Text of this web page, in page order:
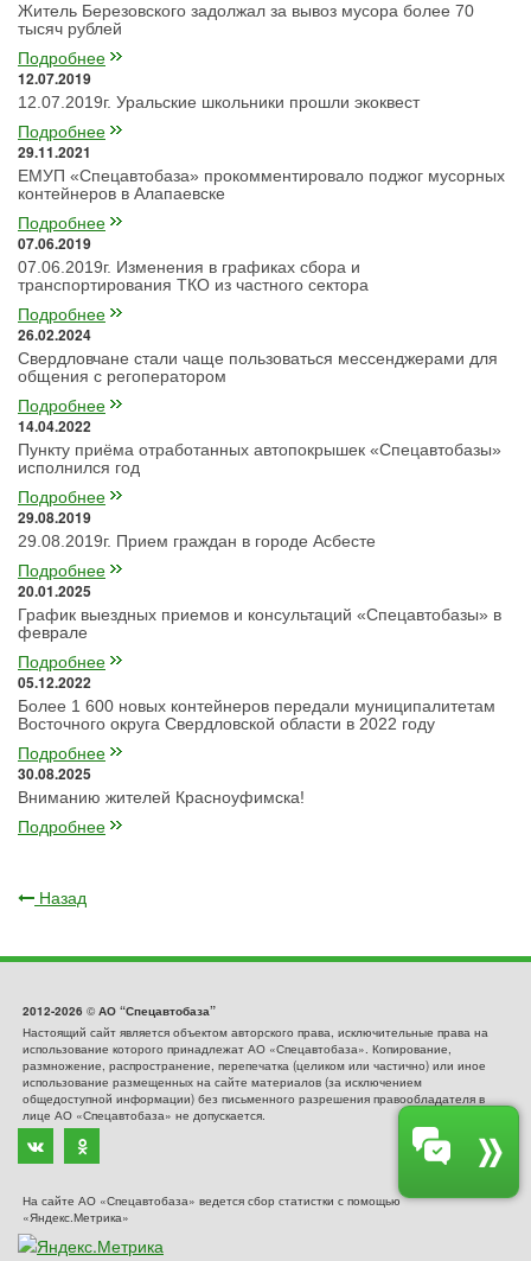
Житель Березовского задолжал за вывоз мусора более 70
тысяч рублей
Подробнее
12.07.2019
12.07.2019г. Уральские школьники прошли экоквест
Подробнее
29.11.2021
ЕМУП «Спецавтобаза» прокомментировало поджог мусорных
контейнеров в Алапаевске
Подробнее
07.06.2019
07.06.2019г. Изменения в графиках сбора и
транспортирования ТКО из частного сектора
Подробнее
26.02.2024
Свердловчане стали чаще пользоваться мессенджерами для
общения с регоператором
Подробнее
14.04.2022
Пункту приёма отработанных автопокрышек «Спецавтобазы»
исполнился год
Подробнее
29.08.2019
29.08.2019г. Прием граждан в городе Асбесте
Подробнее
20.01.2025
График выездных приемов и консультаций «Спецавтобазы» в
феврале
Подробнее
05.12.2022
Более 1 600 новых контейнеров передали муниципалитетам
Восточного округа Свердловской области в 2022 году
Подробнее
30.08.2025
Вниманию жителей Красноуфимска!
Подробнее
Назад
2012-2026 © АО “Спецавтобаза”
Настоящий сайт является объектом авторского права, исключительные права на
использование которого принадлежат АО «Спецавтобаза». Копирование,
размножение, распространение, перепечатка (целиком или частично) или иное
использование размещенных на сайте материалов (за исключением
общедоступной информации) без письменного разрешения правообладателя в
лице АО «Спецавтобаза» не допускается.
На сайте АО «Спецавтобаза» ведется сбор статистки с помощью
«Яндекс.Метрика»